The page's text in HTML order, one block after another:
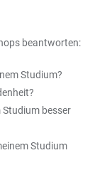
beantworten:
Studium?
Studium besser
Studium